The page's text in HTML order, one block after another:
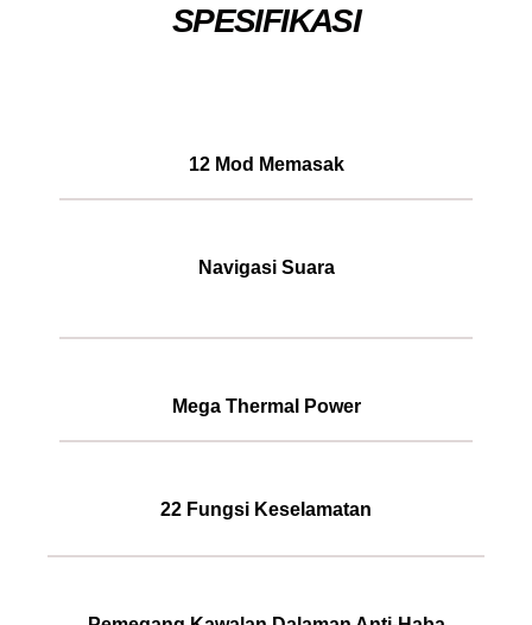
SPESIFIKASI
12 Mod Memasak
Navigasi Suara
Mega Thermal Power
22 Fungsi Keselamatan